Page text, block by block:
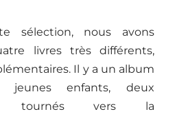
sélection, nous avons
livres très différents,
Il y a un album
jeunes enfants, deux
tournés vers la